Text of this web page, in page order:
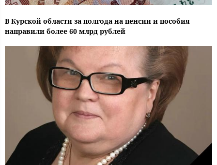
В Курской области за полгода на пенсии и пособия
направили более 60 млрд рублей